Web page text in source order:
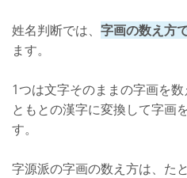
姓名判断では、 字画の数え方
ます。
1つは文字そのままの字画を
ともとの漢字に変換して字画
す。
字源派の字画の数え方は、た